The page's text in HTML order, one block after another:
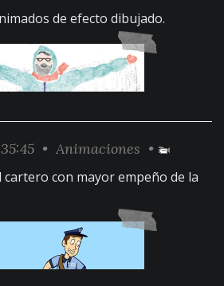
de efecto dibujado.
• Animaciones •
cartero con mayor empeño de la